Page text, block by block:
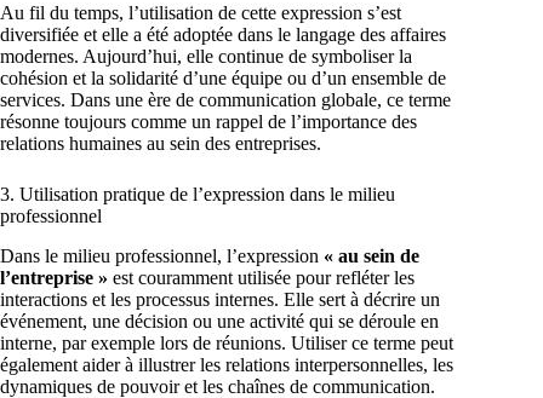
Au fil du temps, l’utilisation de cette expression s’est
diversifiée et elle a été adoptée dans le langage des affaires
modernes. Aujourd’hui, elle continue de symboliser la
cohésion et la solidarité d’une équipe ou d’un ensemble de
services. Dans une ère de communication globale, ce terme
résonne toujours comme un rappel de l’importance des
relations humaines au sein des entreprises.
3. Utilisation pratique de l’expression dans le milieu
professionnel
Dans le milieu professionnel, l’expression « au sein de
l’entreprise » est couramment utilisée pour refléter les
interactions et les processus internes. Elle sert à décrire un
événement, une décision ou une activité qui se déroule en
interne, par exemple lors de réunions. Utiliser ce terme peut
également aider à illustrer les relations interpersonnelles, les
dynamiques de pouvoir et les chaînes de communication.